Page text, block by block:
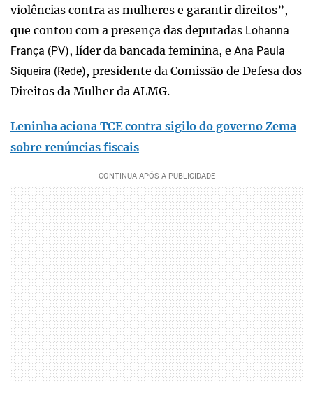
violências contra as mulheres e garantir direitos”,
que contou com a presença das deputadas Lohanna
França (PV), líder da bancada feminina, e Ana Paula
Siqueira (Rede), presidente da Comissão de Defesa dos
Direitos da Mulher da ALMG.
Leninha aciona TCE contra sigilo do governo Zema
sobre renúncias fiscais